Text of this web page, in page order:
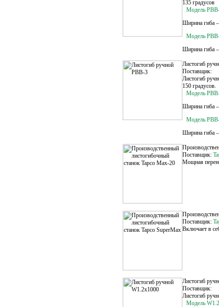
135 градусов
Модель
Ширина гиба
Модель
Ширина гиба
Листогиб
Поставщик:
Листогиб
150 градусов.
Модель
Ширина гиба
Модель
Ширина гиба
Поставщик:
Мощная
Поставщик:
Включает в
Листогиб
Поставщик:
Листогиб
Модель